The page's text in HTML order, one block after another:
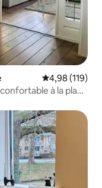
Évaluation
4,98 (119)
à la plage